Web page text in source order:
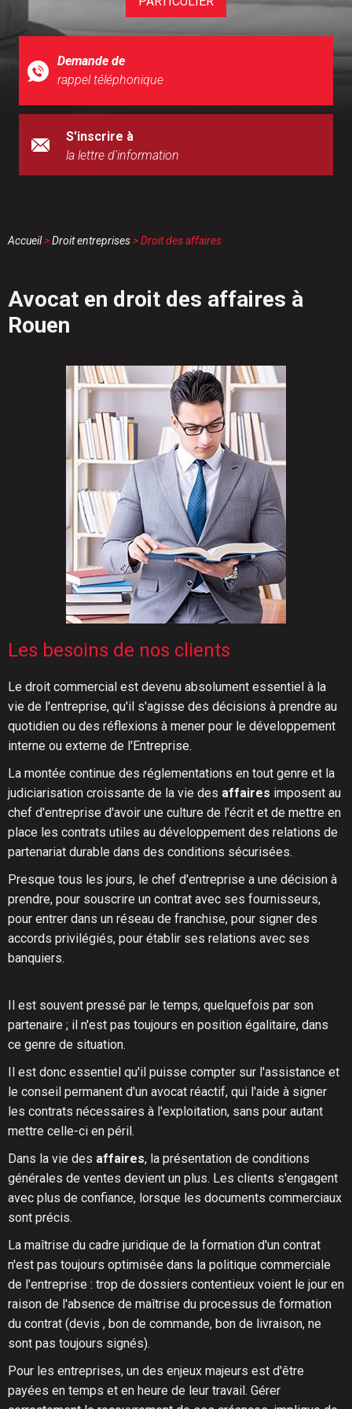
Demande de
rappel téléphonique
S'inscrire à
la lettre d'information
Accueil>Droit entreprises> Droit des affaires
Avocat en droit des affaires à
Rouen
Les besoins de nos clients
Le droit commercial est devenu absolument essentiel à la
vie de l'entreprise, qu'il s'agisse des décisions à prendre au
quotidien ou des réflexions à mener pour le développement
interne ou externe de l'Entreprise.
La montée continue des réglementations en tout genre et la
judiciarisation croissante de la vie des affaires imposent au
chef d'entreprise d'avoir une culture de l'écrit et de mettre en
place les contrats utiles au développement des relations de
partenariat durable dans des conditions sécurisées.
Presque tous les jours, le chef d'entreprise a une décision à
prendre, pour souscrire un contrat avec ses fournisseurs,
pour entrer dans un réseau de franchise, pour signer des
accords privilégiés, pour établir ses relations avec ses
banquiers.
Il est souvent pressé par le temps, quelquefois par son
partenaire ; il n'est pas toujours en position égalitaire, dans
ce genre de situation.
Il est donc essentiel qu'il puisse compter sur l'assistance et
le conseil permanent d'un avocat réactif, qui l'aide à signer
les contrats nécessaires à l'exploitation, sans pour autant
mettre celle-ci en péril.
Dans la vie des affaires, la présentation de conditions
générales de ventes devient un plus. Les clients s'engagent
avec plus de confiance, lorsque les documents commerciaux
sont précis.
La maîtrise du cadre juridique de la formation d'un contrat
n'est pas toujours optimisée dans la politique commerciale
de l'entreprise : trop de dossiers contentieux voient le jour en
raison de l'absence de maîtrise du processus de formation
du contrat (devis , bon de commande, bon de livraison, ne
sont pas toujours signés).
Pour les entreprises, un des enjeux majeurs est d'être
payées en temps et en heure de leur travail. Gérer